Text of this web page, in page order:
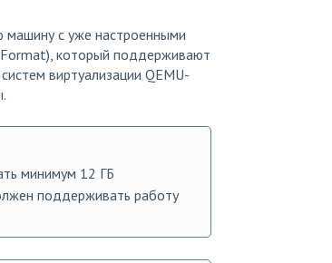
машину с уже настроенными
который поддерживают
виртуализации QEMU-
минимум 12 ГБ
поддерживать работу